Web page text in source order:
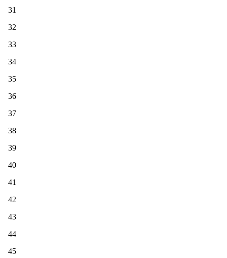
31
32
33
34
35
36
37
38
39
40
41
42
43
44
45